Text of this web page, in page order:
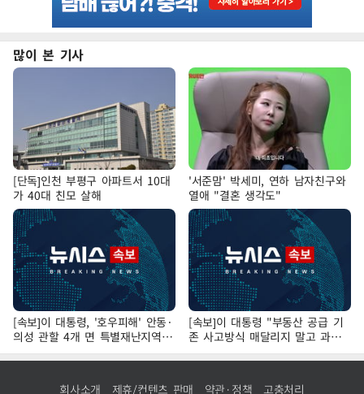
많이 본 기사
[단독]인천 부평구 아파트서 10대
가 40대 친모 살해
'서준맘' 박세미, 연하 남자친구와
열애 "결혼 생각도"
[속보]이 대통령, '호우피해' 안동·
의성 관할 4개 면 특별재난지역
선포
[속보]이 대통령 "부동산 공급 기
존 사고방식 매달리지 말고 과감
히 실천"
회사소개 제휴/컨텐츠 판매 약관·정책 고충처리